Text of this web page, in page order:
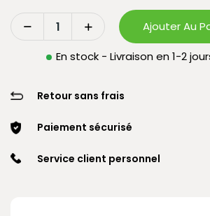
Ajouter Au
En stock - Livraison en 1-2
Retour sans frais
Paiement sécurisé
Service client personnel